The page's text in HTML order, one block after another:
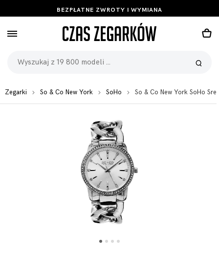
BEZPŁATNE ZWROTY I WYMIANA
Zegarki So & Co New York SoHo So & Co New York SoHo